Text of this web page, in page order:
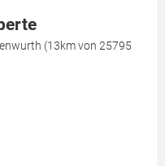
(13km von 25795